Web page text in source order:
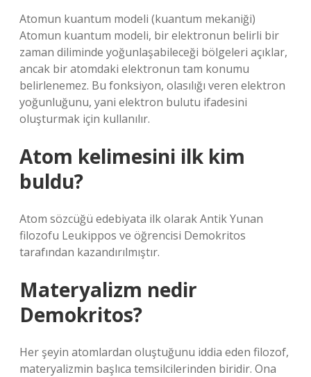
Atomun kuantum modeli (kuantum mekaniği)
Atomun kuantum modeli, bir elektronun belirli bir
zaman diliminde yoğunlaşabileceği bölgeleri açıklar,
ancak bir atomdaki elektronun tam konumu
belirlenemez. Bu fonksiyon, olasılığı veren elektron
yoğunluğunu, yani elektron bulutu ifadesini
oluşturmak için kullanılır.
Atom kelimesini ilk kim
buldu?
Atom sözcüğü edebiyata ilk olarak Antik Yunan
filozofu Leukippos ve öğrencisi Demokritos
tarafından kazandırılmıştır.
Materyalizm nedir
Demokritos?
Her şeyin atomlardan oluştuğunu iddia eden filozof,
materyalizmin başlıca temsilcilerinden biridir. Ona